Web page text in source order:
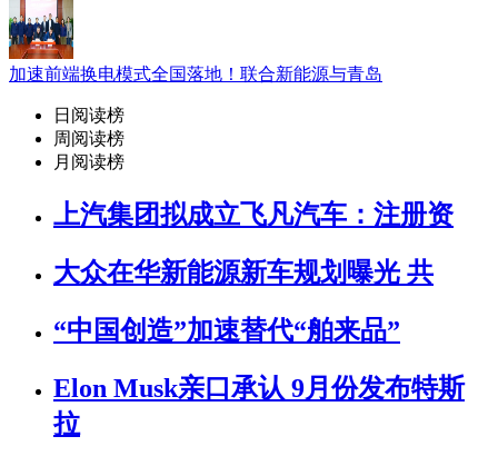
加速前端换电模式全国落地！联合新能源与青岛
日阅读榜
周阅读榜
月阅读榜
上汽集团拟成立飞凡汽车：注册资
大众在华新能源新车规划曝光 共
“中国创造”加速替代“舶来品”
Elon Musk亲口承认 9月份发布特斯
拉